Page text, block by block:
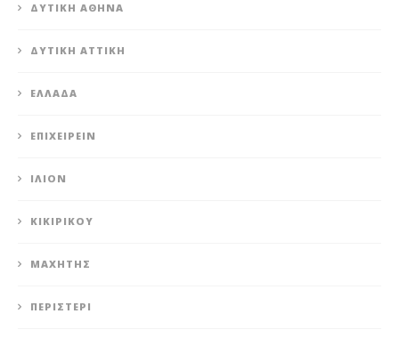
ΔΥΤΙΚΉ ΑΘΉΝΑ
ΔΥΤΙΚΉ ΑΤΤΙΚΉ
ΕΛΛΆΔΑ
ΕΠΙΧΕΙΡΕΊΝ
ΊΛΙΟΝ
ΚΙΚΙΡΙΚΟΥ
ΜΑΧΗΤΗΣ
ΠΕΡΙΣΤΈΡΙ